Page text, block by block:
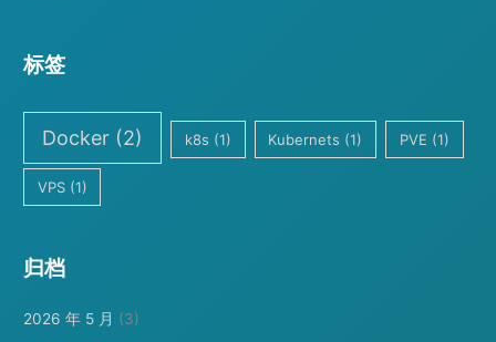
标签
Docker (2) k8s (1) Kubernets (1) PVE (1)
VPS(1)
归档
2026 年 5 月 (3)